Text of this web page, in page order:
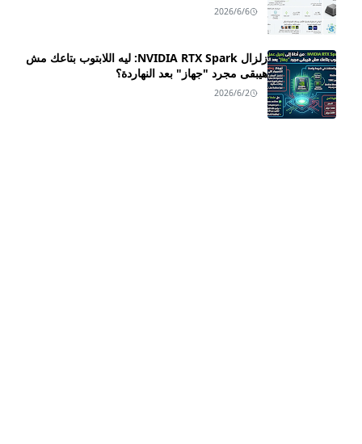
2026/6/6
زلزال NVIDIA RTX Spark: ليه اللابتوب بتاعك مش
هيبقى مجرد "جهاز" بعد النهاردة؟
2026/6/2